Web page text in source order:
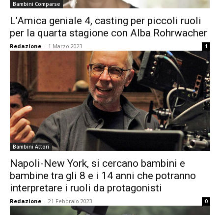
Bambini Comparse
L’Amica geniale 4, casting per piccoli ruoli
per la quarta stagione con Alba Rohrwacher
Redazione - 1 Marzo 2023 1
Bambini Attori
Napoli-New York, si cercano bambini e
bambine tra gli 8 e i 14 anni che potranno
interpretare i ruoli da protagonisti
Redazione - 21 Febbraio 2023 0